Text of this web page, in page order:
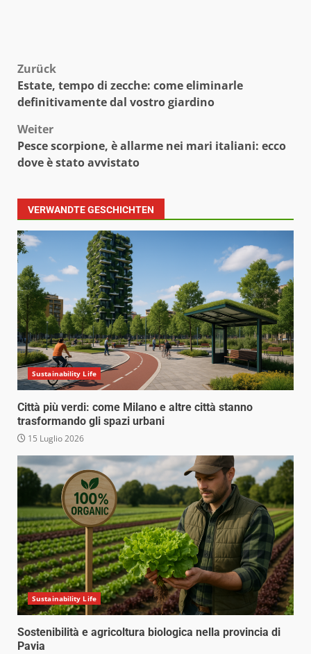
Beitragsnavigation
Zurück
Estate, tempo di zecche: come eliminarle
definitivamente dal vostro giardino
Weiter
Pesce scorpione, è allarme nei mari italiani: ecco
dove è stato avvistato
VERWANDTE GESCHICHTEN
Sustainability Life
Città più verdi: come Milano e altre città stanno
trasformando gli spazi urbani
15 Luglio 2026
Sustainability Life
Sostenibilità e agricoltura biologica nella provincia di
Pavia